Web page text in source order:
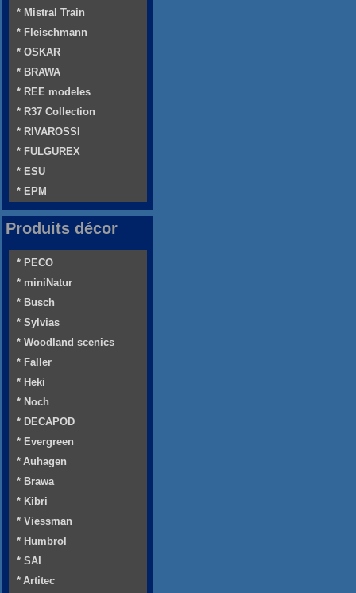
* Mistral Train
* Fleischmann
* OSKAR
* BRAWA
* REE modeles
* R37 Collection
* RIVAROSSI
* FULGUREX
* ESU
* EPM
Produits décor
* PECO
* miniNatur
* Busch
* Sylvias
* Woodland scenics
* Faller
* Heki
* Noch
* DECAPOD
* Evergreen
* Auhagen
* Brawa
* Kibri
* Viessman
* Humbrol
* SAI
* Artitec